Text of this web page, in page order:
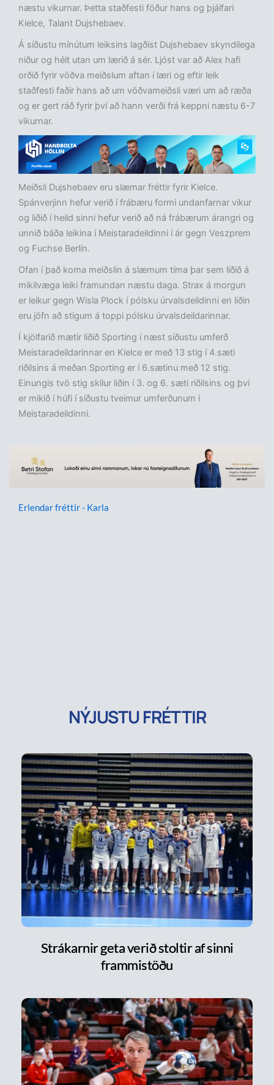
næstu vikurnar. Þetta staðfesti föður hans og þjálfari
Kielce, Talant Dujshebaev.
Á síðustu mínútum leiksins lagðist Dujshebaev skyndilega
niður og hélt utan um lærið á sér. Ljóst var að Alex hafi
orðið fyrir vöðva meiðslum aftan í læri og eftir leik
staðfesti faðir hans að um vöðvameiðsli væri um að ræða
og er gert ráð fyrir því að hann verði frá keppni næstu 6-7
vikurnar.
Meiðsli Dujshebaev eru slæmar fréttir fyrir Kielce.
Spánverjinn hefur verið í frábæru formi undanfarnar vikur
og liðið í heild sinni hefur verið að ná frábærum árangri og
unnið báða leikina í Meistaradeildinni í ár gegn Veszprem
og Fuchse Berlín.
Ofan í það koma meiðslin á slæmum tíma þar sem liðið á
mikilvæga leiki framundan næstu daga. Strax á morgun
er leikur gegn Wisla Plock í pólsku úrvalsdeildinni en liðin
eru jöfn að stigum á toppi pólsku úrvalsdeildarinnar.
Í kjölfarið mætir liðið Sporting í næst síðustu umferð
Meistaradeildarinnar en Kielce er með 13 stig í 4.sæti
riðilsins á meðan Sporting er í 6.sætinu með 12 stig.
Einungis tvö stig skilur liðin í 3. og 6. sæti riðilsins og því
er mikið í húfi í síðustu tveimur umferðunum í
Meistaradeildinni.
Erlendar fréttir - Karla
NÝJUSTU FRÉTTIR
Strákarnir geta verið stoltir af sinni
frammistöðu